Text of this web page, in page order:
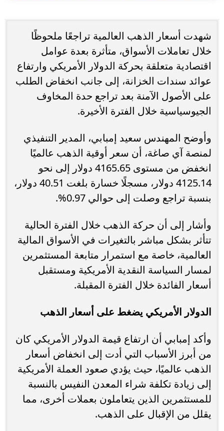
شهدت أسعار الذهب العالمية تراجعًا ملحوظًا
خلال تعاملات الأسواق، متأثرة بعدة عوامل
اقتصادية متعلقة بحركة الدولار الأمريكي وارتفاع
عوائد سندات الخزانة، إلى جانب انخفاض الطلب
على الأصول الآمنة بعد تراجع حدة المخاوف
الجيوسياسية خلال الفترة الأخيرة.
وأوضح المهندس سعيد إمبابي، المدير التنفيذي
لمنصة آي صاغة، أن سعر أوقية الذهب عالميًا
انخفض من مستوى 4165.65 دولار إلى نحو
4125.14 دولار، مسجلًا خسارة بلغت 40.51 دولار،
بنسبة تراجع وصلت إلى حوالي 0.97%.
وأشار إلى أن حركة الذهب خلال الفترة الحالية
تتأثر بشكل مباشر بالتغيرات في الأسواق المالية
العالمية، خاصة مع استمرار متابعة المستثمرين
لمسار السياسة النقدية الأمريكية ومستقبل
أسعار الفائدة خلال الفترة المقبلة.
الدولار الأمريكي يضغط على أسعار الذهب
وأكد إمبابي أن ارتفاع قيمة الدولار الأمريكي كان
من أبرز الأسباب التي أدت إلى انخفاض أسعار
الذهب عالميًا، حيث يؤدي صعود العملة الأمريكية
إلى زيادة تكلفة شراء المعدن النفيس بالنسبة
للمستثمرين الذين يتعاملون بعملات أخرى، مما
يقلل من الإقبال على الذهب.